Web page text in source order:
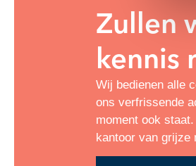
Zullen
kennis
Wij bedienen alle
ons verfrissende
moment ook
kantoor van grijze